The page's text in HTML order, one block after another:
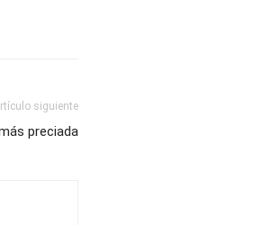
siguiente
preciada